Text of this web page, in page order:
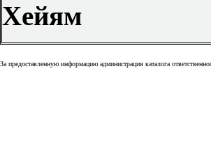
Хейям
За предоставленную информацию администрация каталога